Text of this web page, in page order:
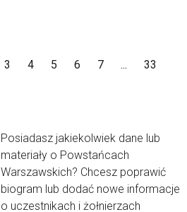
3 4 5 6 7 ... 33
Posiadasz jakiekolwiek dane lub
materiały o Powstańcach
Warszawskich? Chcesz poprawić
biogram lub dodać nowe informacje
o uczestnikach i żołnierzach